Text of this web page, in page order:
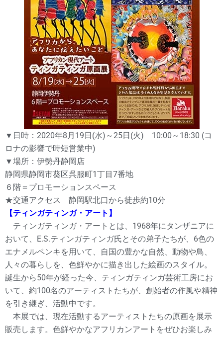
▼日時：2020年8月19日(水)～25日(火) 10:00～18:30 (コ
ロナの影響で時短営業中)
▼場所：伊勢丹静岡店
静岡県静岡市葵区呉服町1丁目7番地
６階＝プロモーションスペース
★交通アクセス 静岡駅北口から徒歩約10分
【ティンガティンガ・アート】
ティンガティンガ・アートとは、1968年にタンザニアに
おいて、E.S.ティンガティンガ氏とその弟子たちが、6色の
エナメルペンキを用いて、自国の豊かな自然、動物や鳥、
人々の暮らしを、色鮮やかに描き出した絵画のスタイル。
誕生から50年が経った今、ティンガティンガ芸術工房にお
いて、約100名のアーティストたちが、創始者の作風や精神
を引き継ぎ、活動中です。
本展では、現在活動するアーティストたちの原画を展示
販売します。色鮮やかなアフリカンアートをぜひお楽しみ